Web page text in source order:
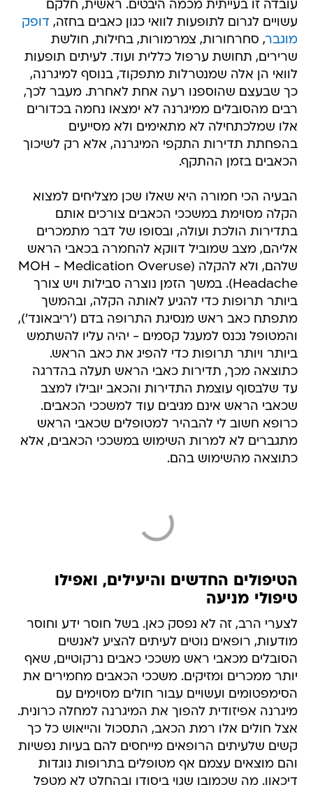
עובדה זו בעייתית מכמה היבטים. ראשית, חלקם
עשויים לגרום לתופעות לוואי כגון כאבים בחזה, דופק
מוגבר, סחרחורות, צמרמורות, בחילות, חולשת
שרירים, תחושת ערפול כללית ועוד. לעיתים תופעות
לוואי הן אלה שמנטרלות מתפקוד, בנוסף למיגרנה,
כך שבעצם שהוספנו רעה אחת לאחרת. מעבר לכך,
רבים מהסובלים ממיגרנה לא ימצאו נחמה בכדורים
אלו שמלכתחילה לא מתאימים ולא מסייעים
בהפחתת תדירות התקפי המיגרנה, אלא רק לשיכוך
הכאבים בזמן ההתקף.
הבעיה הכי חמורה היא שאלו שכן מצליחים למצוא
הקלה מסוימת במשככי הכאבים צורכים אותם
בתדירות הולכת ועולה, ובסופו של דבר מתמכרים
אליהם, מצב שמוביל דווקא להחמרה בכאבי הראש
שלהם, ולא להקלה (MOH - Medication Overuse
Headache). במשך הזמן נוצרה סבילות ויש צורך
ביותר תרופות כדי להגיע לאותה הקלה, ובהמשך
מתפתח כאב ראש מנסיגת התרופה בדם ('ריבאונד'),
והמטופל נכנס למעגל קסמים - יהיה עליו להשתמש
ביותר ויותר תרופות כדי להפיג את כאב הראש.
כתוצאה מכך, תדירות כאבי הראש תעלה בהדרגה
עד שלבסוף עוצמת התדירות והכאב יובילו למצב
שכאבי הראש אינם מגיבים עוד למשככי הכאבים.
כרופא חשוב לי להבהיר למטופלים שכאבי הראש
מתגברים לא למרות השימוש במשככי הכאבים, אלא
כתוצאה מהשימוש בהם.
הטיפולים החדשים והיעילים, ואפילו
טיפולי מניעה
לצערי הרב, זה לא נפסק כאן. בשל חוסר ידע וחוסר
מודעות, רופאים נוטים לעיתים להציע לאנשים
הסובלים מכאבי ראש משככי כאבים נרקוטיים, שאף
יותר ממכרים ומזיקים. משככי הכאבים מחמירים את
הסימפטומים ועשויים עבור חולים מסוימים עם
מיגרנה אפיזודית להפוך את המיגרנה למחלה כרונית.
אצל חולים אלו רמת הכאב, התסכול והייאוש כל כך
קשים שלעיתים הרופאים מייחסים להם בעיות נפשיות
והם מוצאים עצמם אף מטופלים בתרופות נוגדות
דיכאון. מה שכמובן שגוי ביסודו ובהחלט לא מטפל